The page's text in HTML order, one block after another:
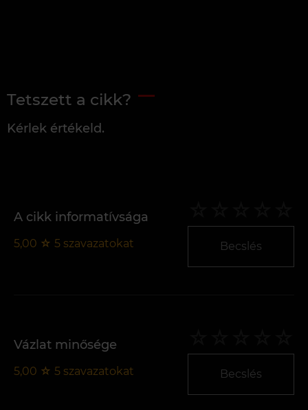
Tetszett a cikk?
Kérlek értékeld.
A cikk informatívsága
5,00 ☆ 5 szavazatokat Becslés
Vázlat minősége
5,00 ☆ 5 szavazatokat Becslés